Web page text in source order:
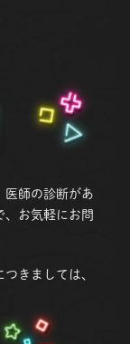
医師の診断があ
、お気軽にお問
きましては、